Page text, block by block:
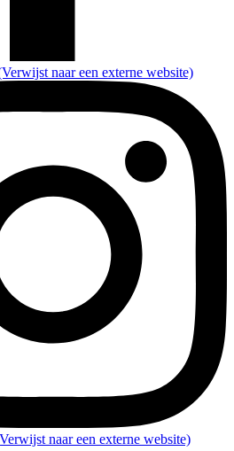
naar een externe website)
naar een externe website)